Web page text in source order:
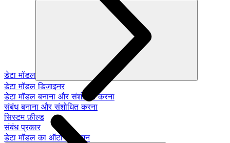
डेटा मॉडल
डेटा मॉडल डिजाइनर
डेटा मॉडल बनाना और संशोधित करना
संबंध बनाना और संशोधित करना
सिस्टम फ़ील्ड
संबंध प्रकार
डेटा मॉडल का ऑटो-जेनरेशन